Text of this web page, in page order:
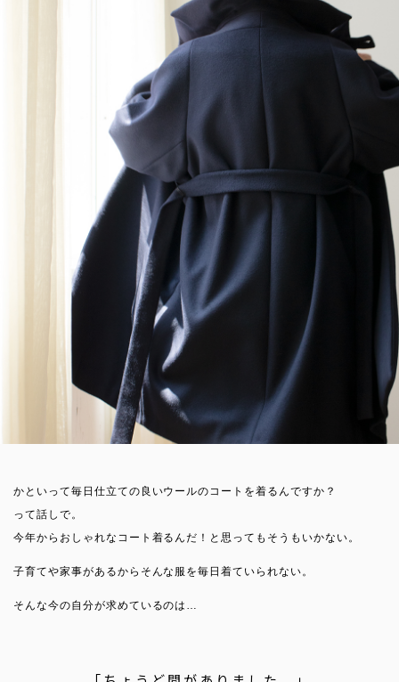
かといって毎日仕立ての良いウールのコートを着るんですか？
って話しで。
今年からおしゃれなコート着るんだ！と思ってもそうもいかない。
子育てや家事があるからそんな服を毎日着ていられない。
そんな今の自分が求めているのは…